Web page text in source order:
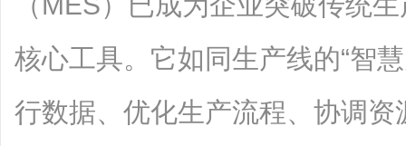
核心工具。它如同生产线的“智
行数据、优化生产流程、协调